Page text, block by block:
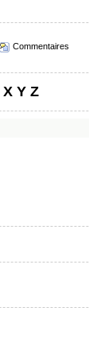
Commentaires
X Y Z